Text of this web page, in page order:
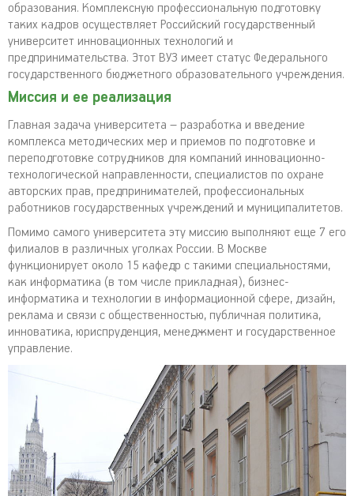
образования. Комплексную профессиональную подготовку
таких кадров осуществляет Российский государственный
университет инновационных технологий и
предпринимательства. Этот ВУЗ имеет статус Федерального
государственного бюджетного образовательного учреждения.
Миссия и ее реализация
Главная задача университета – разработка и введение
комплекса методических мер и приемов по подготовке и
переподготовке сотрудников для компаний инновационно-
технологической направленности, специалистов по охране
авторских прав, предпринимателей, профессиональных
работников государственных учреждений и муниципалитетов.
Помимо самого университета эту миссию выполняют еще 7 его
филиалов в различных уголках России. В Москве
функционирует около 15 кафедр с такими специальностями,
как информатика (в том числе прикладная), бизнес-
информатика и технологии в информационной сфере, дизайн,
реклама и связи с общественностью, публичная политика,
инноватика, юриспруденция, менеджмент и государственное
управление.